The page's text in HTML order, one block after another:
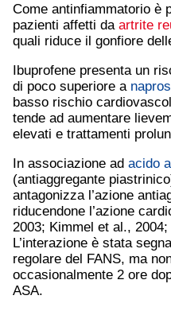
Come antinfiammatorio è
pazienti affetti da artrite
quali riduce il gonfiore
Ibuprofene presenta un
di poco superiore a
basso rischio
tende ad aumentare
elevati e trattamenti
In associazione ad acido
(antiaggregante
antagonizza l’azione
riducendone l’azione
2003; Kimmel et al.,
L’interazione è stata
regolare del FANS, ma
occasionalmente 2 ore
ASA.